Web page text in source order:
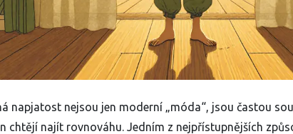
napjatost nejsou jen moderní „móda“, jsou častou
chtějí najít rovnováhu. Jedním z nejpřístupnějších